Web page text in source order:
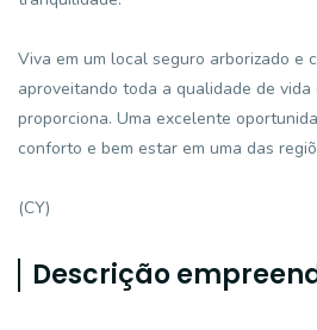
Viva em um local seguro arborizado e
aproveitando toda a qualidade de vida
proporciona. Uma excelente
conforto e bem estar em uma das
(CY)
Descrição